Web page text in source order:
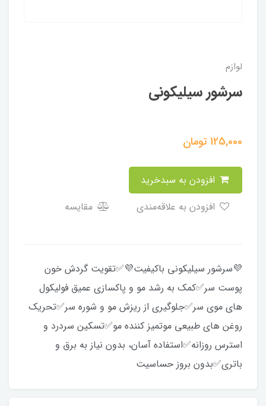
لوازم
سرشور سیلیکونی
125,000تومان
مقایسه
💜سرشور سیلیکونی باکیفیت💜✅️تقویت گردش خون
پوست سر✅️کمک به رشد مو و پاکسازی عمیق فولیکول
های موی سر✅️جلوگیری از ریزش مو و شوره سر✅️تحریک
روغن های طبیعی موتمیز کننده مو✅️تسکین سردرد و
استرس روزانه✅️استفاده آسان، بدون نیاز به برق و
باتری✅️بدون بروز حساسیت